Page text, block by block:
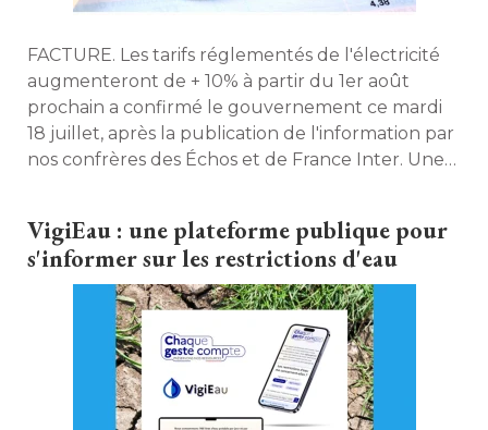
FACTURE. Les tarifs réglementés de l'électricité
augmenteront de + 10% à partir du 1er août
prochain a confirmé le gouvernement ce mardi
18 juillet, après la publication de l'information par
nos confrères des Échos et de France Inter. Une
VigiEau : une plateforme publique pour
s'informer sur les restrictions d'eau